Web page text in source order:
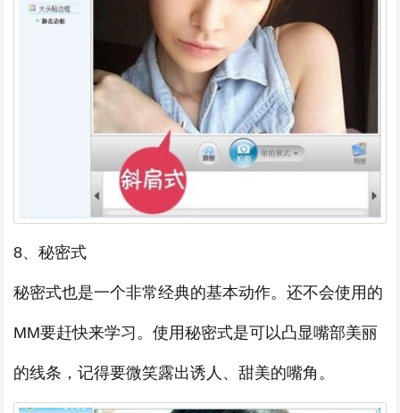
8、秘密式
秘密式也是一个非常经典的基本动作。还不会使用的
MM要赶快来学习。使用秘密式是可以凸显嘴部美丽
的线条，记得要微笑露出诱人、甜美的嘴角。